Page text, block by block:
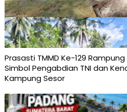
Prasasti TMMD Ke-129
Simbol Pengabdian TNI dan
Kampung Sesor